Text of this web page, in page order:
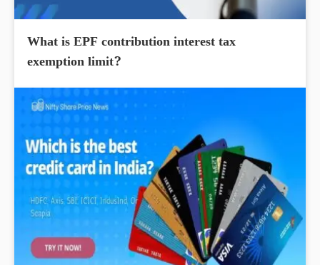
What is EPF contribution interest tax
exemption limit?